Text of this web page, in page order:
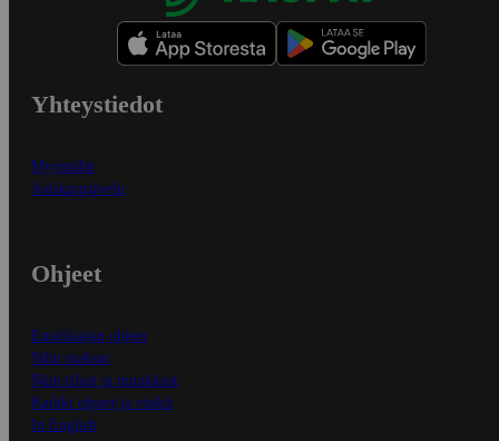
Yhteystiedot
Myymälät
Asiakaspalvelu
Ohjeet
Ensitilaajan ohjeet
Näin maksat
Näin tilaat ja muokkaat
Kaikki ohjeet ja vinkit
In English